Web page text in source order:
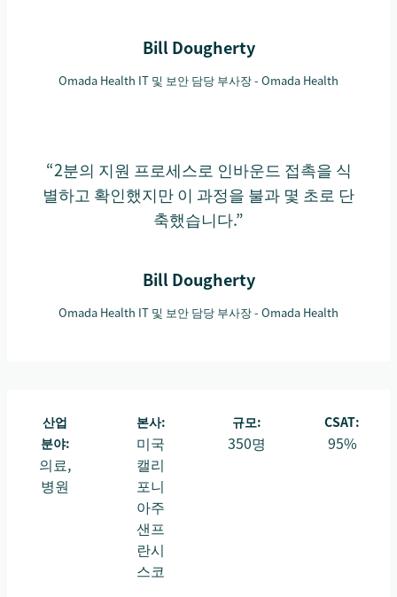
Bill Dougherty
Omada Health IT 및 보안 담당 부사장 - Omada Health
“2분의 지원 프로세스로 인바운드 접촉을 식
별하고 확인했지만 이 과정을 불과 몇 초로 단
축했습니다.”
Bill Dougherty
Omada Health IT 및 보안 담당 부사장 - Omada Health
산업
분야:
의료,
병원
본사:
미국
캘리
포니
아주
샌프
란시
스코
규모:
350명
CSAT:
95%